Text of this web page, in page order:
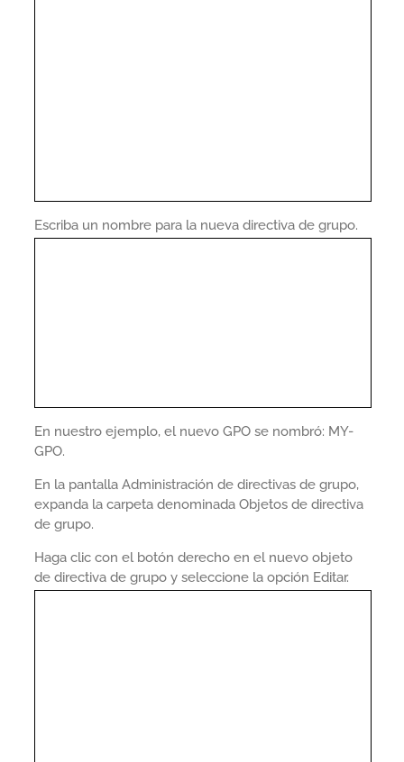
Escriba un nombre para la nueva directiva de grupo.
En nuestro ejemplo, el nuevo GPO se nombró: MY-
GPO.
En la pantalla Administración de directivas de grupo,
expanda la carpeta denominada Objetos de directiva
de grupo.
Haga clic con el botón derecho en el nuevo objeto
de directiva de grupo y seleccione la opción Editar.